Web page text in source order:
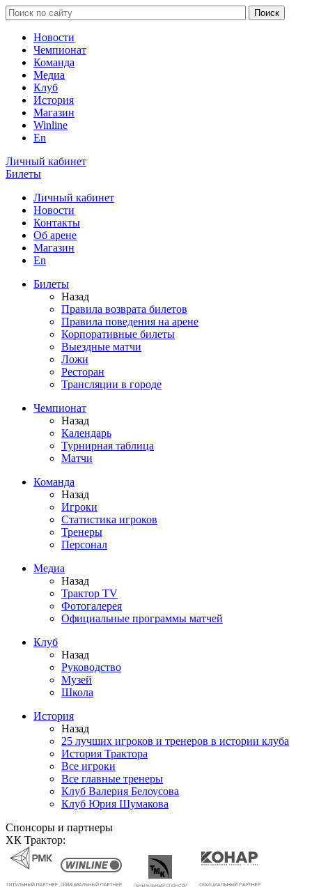
Новости
Чемпионат
Команда
Медиа
Клуб
История
Магазин
Winline
En
Личный кабинет
Билеты
Личный кабинет
Новости
Контакты
Об арене
Магазин
En
Билеты
Назад
Правила возврата билетов
Правила поведения на арене
Корпоративные билеты
Выездные матчи
Ложи
Ресторан
Трансляции в городе
Чемпионат
Назад
Календарь
Турнирная таблица
Матчи
Команда
Назад
Игроки
Статистика игроков
Тренеры
Персонал
Медиа
Назад
Трактор TV
Фотогалерея
Официальные программы матчей
Клуб
Назад
Руководство
Музей
Школа
История
Назад
25 лучших игроков и тренеров в истории клуба
История Трактора
Все игроки
Все главные тренеры
Клуб Валерия Белоусова
Клуб Юрия Шумакова
Спонсоры и партнеры
ХК Трактор: